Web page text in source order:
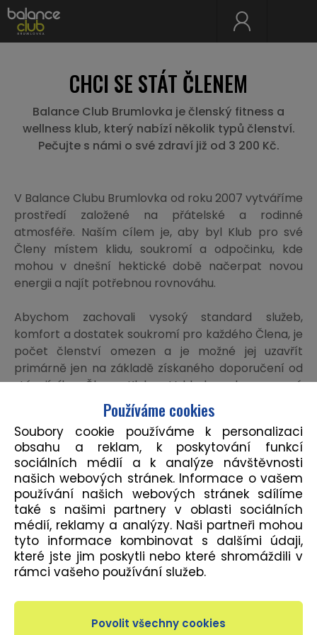
CHCI SE STÁT ČLENEM
Balance Club Brumlovka je členský fitness a
wellness klub, který nabízí několik typů členství.
Pečujte s námi o své zdraví již od 3 200 Kč.
V Balance Clubu Brumlovka od roku 2007 vytváříme
prostředí založené na přátelské a rodinné
atmosféře. Naším cílem je, aby byl Klub pro své
Členy místem klidu, soukromí a odpočinku, kde
mohou v dnešní hektické době načerpat novou
energii a najít potřebnou rovnováhu.
Abychom zachovali vysoký standard služeb,
komfort a dostatek soukromí pro každého Člena, je
počet členství omezen a je možné jej uzavřít
primárně jen na základě získaného doporučení od
stávajícího Člena Klubu. Vzhledem k omezené
kapacitě Klubu jsou všichni zájemci o členství
zařazováni do pořadníku. V případě uvolnění
kapacity jsou postupně oslovováni Klientským
centrem Klubu.
Po zapsání do pořadníku je základem pro uzavření
členství získané doporučení od stávajícího Člena.
Pokud Vás některý z Členů doporučuje, může své
doporučení zaslat prostřednictvím klientské sekce
po přihlášení na webových stránkách Klubu.
Používáme cookies
Soubory cookie používáme k personalizaci
obsahu a reklam, k poskytování funkcí
sociálních médií a k analýze návštěvnosti
našich webových stránek. Informace o vašem
používání našich webových stránek sdílíme
také s našimi partnery v oblasti sociálních
médií, reklamy a analýzy. Naši partneři mohou
tyto informace kombinovat s dalšími údaji,
které jste jim poskytli nebo které shromáždili v
rámci vašeho používání služeb.